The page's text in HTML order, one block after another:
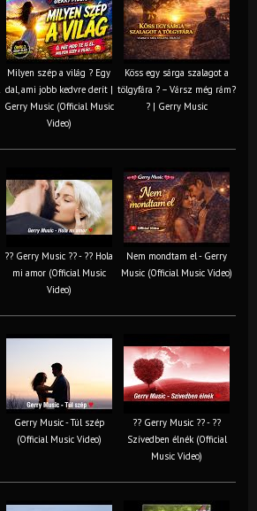
Milyen szép a világ ? Egy
dal, ami jobb kedvre derít |
Gerry Music (Official Music
Video)
Köss egy sárga szalagot a
tölgyfára ?️ – Vársz még rám?
? | Gerry Music
?? Gerry Music ?? - ?? Hola
mi amor (Official Music
Video)
Nem mondtam el - Gerry
Music (Official Music Video)
Gerry Music - Túl szép
(Official Music Video)
?? Gerry Music ?? - ??
Szívedben élnék (Official
Music Video)